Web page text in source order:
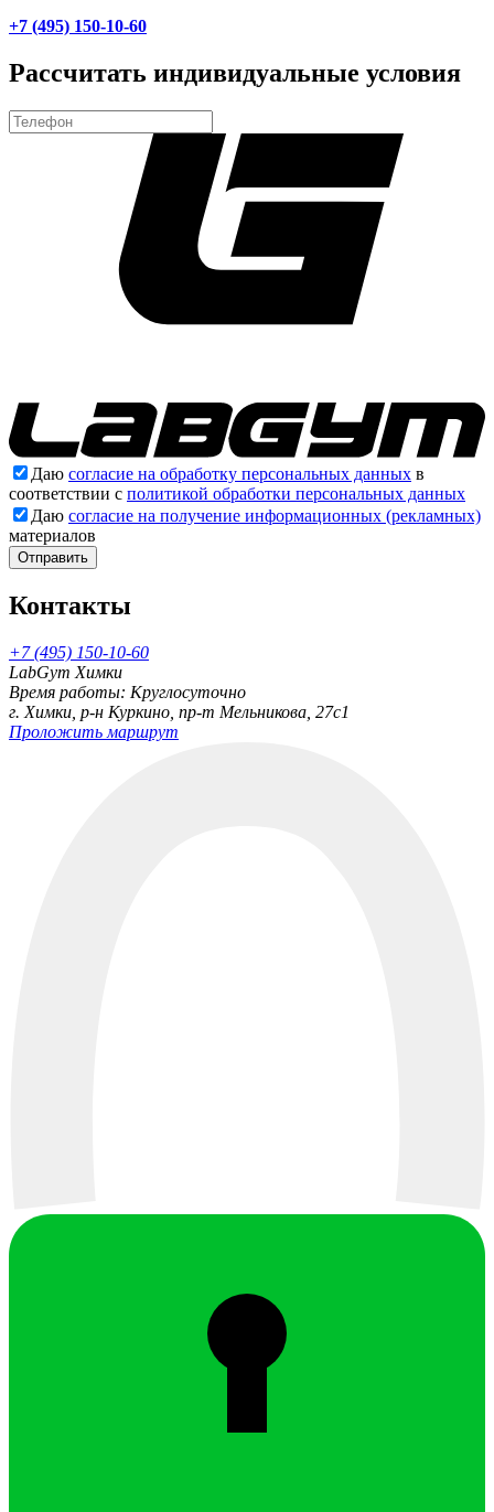
+7 (495) 150-10-60
Рассчитать индивидуальные условия
Даю согласие на обработку персональных данных в
соответствии с политикой обработки персональных данных
Даю согласие на получение информационных (рекламных)
материалов
Отправить
Контакты
+7 (495) 150-10-60
LabGym Химки
Время работы: Круглосуточно
г. Химки, р-н Куркино, пр-т Мельникова, 27c1
Проложить маршрут